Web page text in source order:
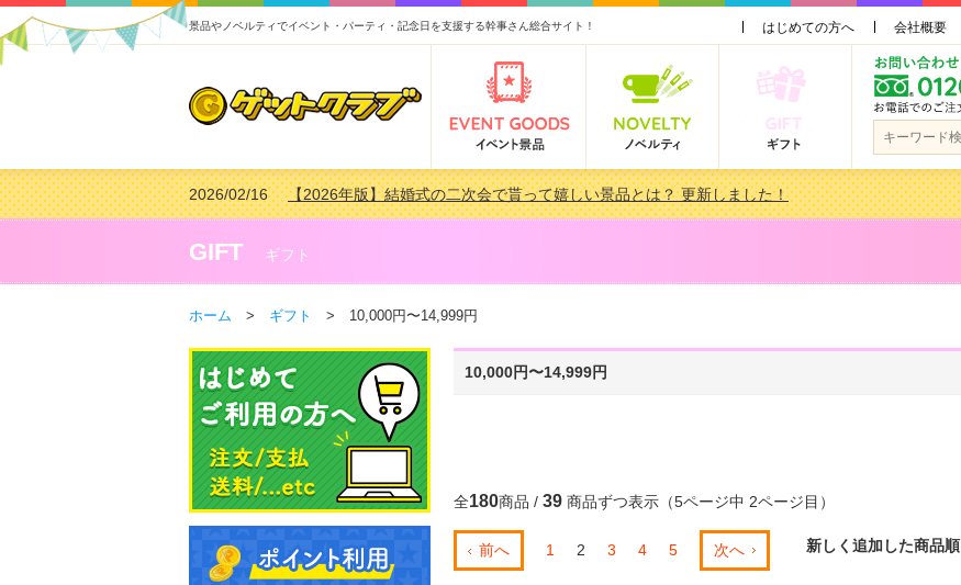
景品やノベルティでイベント・パーティ・記念日を支援する幹事さん総合サイト！ はじめての方へ 会社概要
2026/02/16【2026年版】結婚式の二次会で貰って嬉しい景品とは？ 更新しました！
2026/02/03【2026年版】ゴルフコンペ景品 3000円未満［2000円～2999円編］もらってうれしい人気ラ…
2026/07/15
2026/04/03【2026年版】ゴルフコンペ景品 3000円未満［2000円～2999円編］もらってうれしい人気ラ…
GIFT ギフト
ホーム > ギフト > 10,000円〜14,999円
10,000円〜14,999円
全180商品 / 39 商品ずつ表示（5ページ中 2ページ目）
新しく追加した商品順
前へ 1 2 3 4 5 次へ